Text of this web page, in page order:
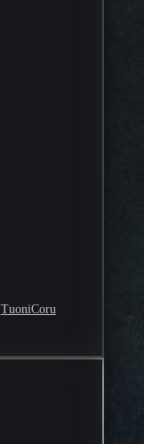
TuoniCoru